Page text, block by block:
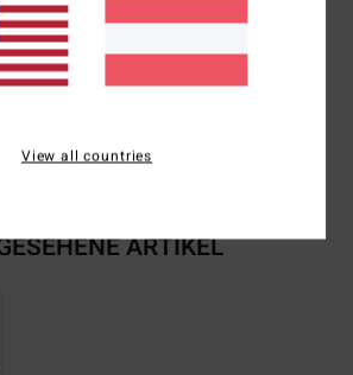
73 % Acetat, 23 % KunstStoff, 4 %
ARTIKEL
View all countries